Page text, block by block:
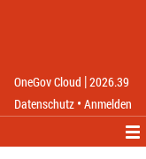
OneGov Cloud (External Link)
|2026.39
Datenschutz (External Link)
Anmelden